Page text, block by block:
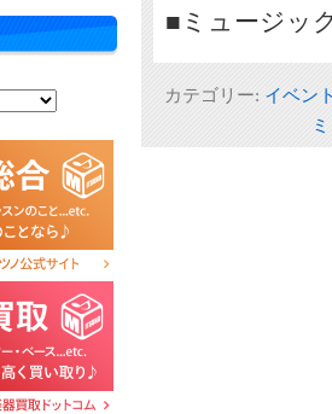
■ミュージッ
カテゴリー: イベン